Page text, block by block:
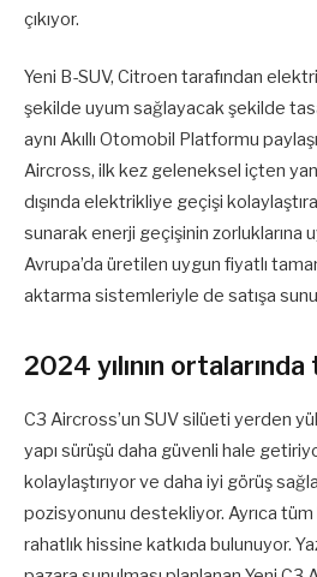
çıkıyor.
Yeni B-SUV, Citroen tarafından
şekilde uyum sağlayacak şekilde
aynı Akıllı Otomobil Platformu
Aircross, ilk kez geleneksel içten
dışında elektrikliye geçişi
sunarak enerji geçişinin zorluklarına
Avrupa’da üretilen uygun fiyatlı
aktarma sistemleriyle de satışa
2024 yılının ortalarında
C3 Aircross’un SUV silüeti yerden
yapı sürüşü daha güvenli hale
kolaylaştırıyor ve daha iyi görüş
pozisyonunu destekliyor. Ayrıca tüm
rahatlık hissine katkıda bulunuyor.